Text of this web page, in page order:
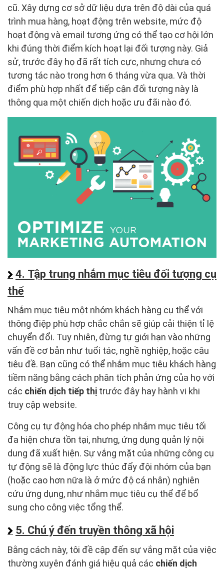
cũ. Xây dựng cơ sở dữ liệu dựa trên độ dài của quá
trình mua hàng, hoạt động trên website, mức độ
hoạt động và email tương ứng có thể tạo cơ hội lớn
khi đúng thời điểm kích hoạt lại đối tượng này. Giả
sử, trước đây họ đã rất tích cực, nhưng chưa có
tương tác nào trong hơn 6 tháng vừa qua. Và thời
điểm phù hợp nhất để tiếp cận đối tượng này là
thông qua một chiến dịch hoặc ưu đãi nào đó.
4. Tập trung nhắm mục tiêu đối tượng cụ
thể
Nhắm mục tiêu một nhóm khách hàng cụ thể với
thông điệp phù hợp chắc chắn sẽ giúp cải thiện tỉ lệ
chuyển đổi. Tuy nhiên, đừng tự giới hạn vào những
vấn đề cơ bản như tuổi tác, nghề nghiệp, hoặc câu
tiêu đề. Bạn cũng có thể nhắm mục tiêu khách hàng
tiềm năng bằng cách phân tích phản ứng của họ với
các chiến dịch tiếp thị trước đây hay hành vi khi
truy cập website.
Công cụ tự động hóa cho phép nhắm mục tiêu tối
đa hiện chưa tồn tại, nhưng, ứng dụng quản lý nội
dung đã xuất hiện. Sự vắng mặt của những công cụ
tự động sẽ là động lực thúc đẩy đội nhóm của bạn
(hoặc cao hơn nữa là ở mức độ cá nhân) nghiên
cứu ứng dụng, như nhắm mục tiêu cụ thể để bổ
sung cho công việc tổng thể.
5. Chú ý đến truyền thông xã hội
Bằng cách này, tôi đề cập đến sự vắng mặt của việc
thường xuyên đánh giá hiệu quả các chiến dịch